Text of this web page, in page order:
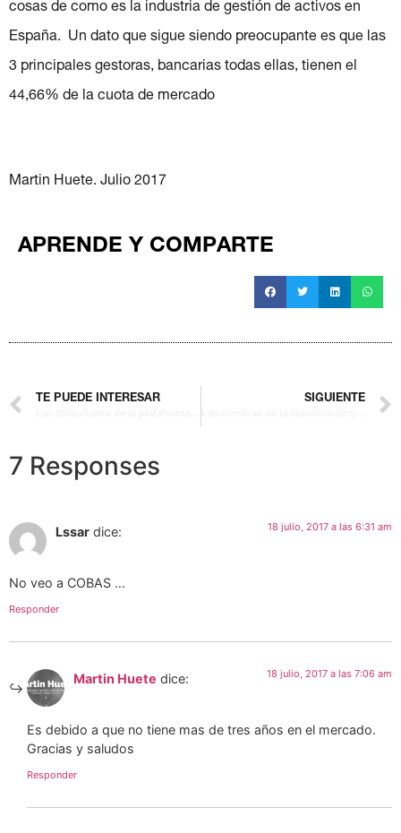
cosas de como es la industria de gestión de activos en
España. Un dato que sigue siendo preocupante es que las
3 principales gestoras, bancarias todas ellas, tienen el
44,66% de la cuota de mercado
Martin Huete. Julio 2017
APRENDE Y COMPARTE
TE PUEDE INTERESAR SIGUIENTE
7 Responses
Lssar dice: 18 julio, 2017 a las 6:31 am
No veo a COBAS …
Responder
Martin Huete dice: 18 julio, 2017 a las 7:06 am
Es debido a que no tiene mas de tres años en el mercado.
Gracias y saludos
Responder